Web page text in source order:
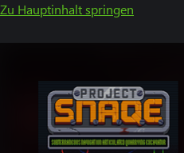
Zu Hauptinhalt springen